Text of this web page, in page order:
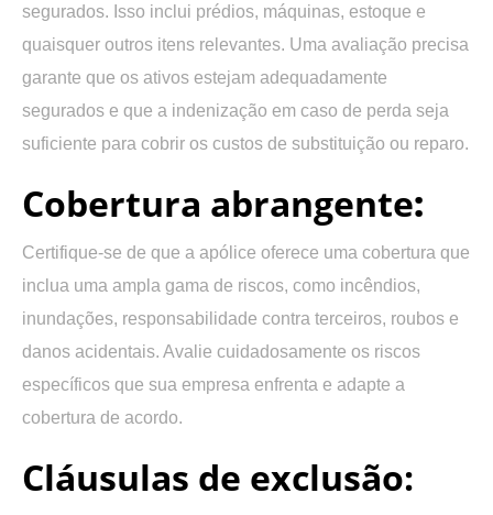
segurados. Isso inclui prédios, máquinas, estoque e
quaisquer outros itens relevantes. Uma avaliação precisa
garante que os ativos estejam adequadamente
segurados e que a indenização em caso de perda seja
suficiente para cobrir os custos de substituição ou reparo.
Cobertura abrangente:
Certifique-se de que a apólice oferece uma cobertura que
inclua uma ampla gama de riscos, como incêndios,
inundações, responsabilidade contra terceiros, roubos e
danos acidentais. Avalie cuidadosamente os riscos
específicos que sua empresa enfrenta e adapte a
cobertura de acordo.
Cláusulas de exclusão: